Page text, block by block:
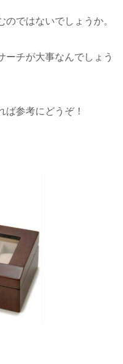
ではないでしょうか。
ーチが大事なんでしょう
ば参考にどうぞ！